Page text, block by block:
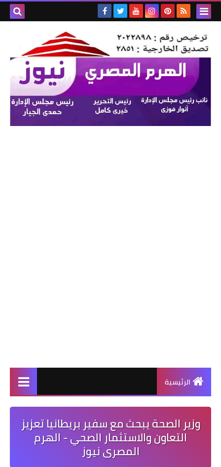
الرئيسية
وزير الصحة يبحث مع سفير بريطانيا تعزيز
التعاون والاستثمار الصحي - الهرم
المصرى نيوز